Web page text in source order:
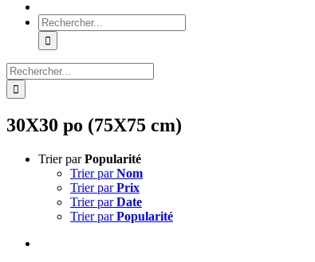
Rechercher:
Rechercher:
30X30 po (75X75 cm)
Trier parPopularité
Trier parNom
Trier parPrix
Trier parDate
Trier parPopularité